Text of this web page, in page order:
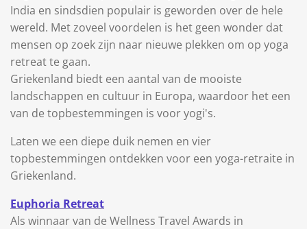
India en sindsdien populair is geworden over de hele
wereld. Met zoveel voordelen is het geen wonder dat
mensen op zoek zijn naar nieuwe plekken om op yoga
retreat te gaan.
Griekenland biedt een aantal van de mooiste
landschappen en cultuur in Europa, waardoor het een
van de topbestemmingen is voor yogi's.
Laten we een diepe duik nemen en vier
topbestemmingen ontdekken voor een yoga-retraite in
Griekenland.
Euphoria Retreat
Als winnaar van de Wellness Travel Awards in